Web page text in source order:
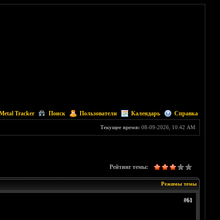
Tracker Поиск Пользователи Календарь Справка
Текущее время: 08-09-2026, 10:42 AM
Рейтинг темы:
Режимы темы
#61